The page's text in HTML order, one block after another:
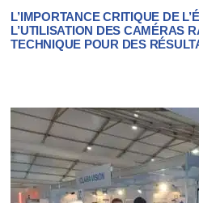
L’IMPORTANCE CRITIQUE DE
L’UTILISATION DES CAMÉRAS
TECHNIQUE POUR DES